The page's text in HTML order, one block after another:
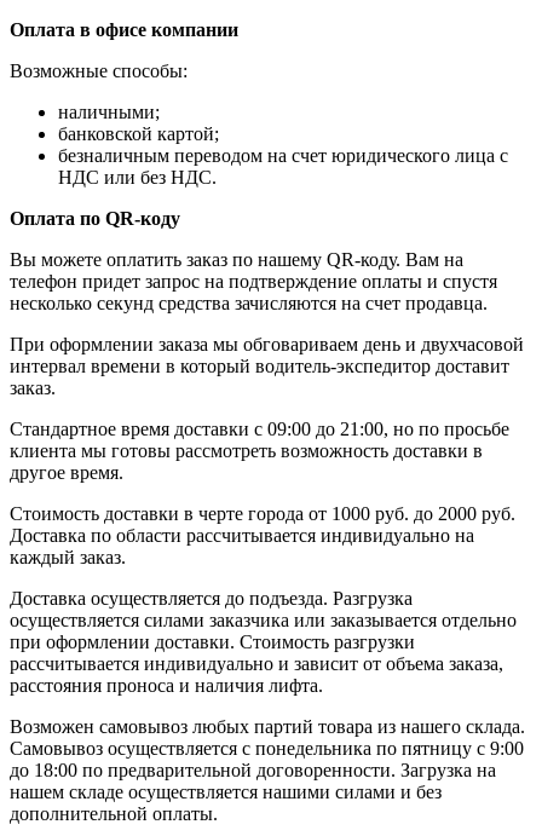
Оплата в офисе компании
Возможные способы:
наличными;
банковской картой;
безналичным переводом на счет юридического лица с
НДС или без НДС.
Оплата по QR-коду
Вы можете оплатить заказ по нашему QR-коду. Вам на
телефон придет запрос на подтверждение оплаты и спустя
несколько секунд средства зачисляются на счет продавца.
При оформлении заказа мы обговариваем день и двухчасовой
интервал времени в который водитель-экспедитор доставит
заказ.
Стандартное время доставки с 09:00 до 21:00, но по просьбе
клиента мы готовы рассмотреть возможность доставки в
другое время.
Стоимость доставки в черте города от 1000 руб. до 2000 руб.
Доставка по области рассчитывается индивидуально на
каждый заказ.
Доставка осуществляется до подъезда. Разгрузка
осуществляется силами заказчика или заказывается отдельно
при оформлении доставки. Стоимость разгрузки
рассчитывается индивидуально и зависит от объема заказа,
расстояния проноса и наличия лифта.
Возможен самовывоз любых партий товара из нашего склада.
Самовывоз осуществляется с понедельника по пятницу с 9:00
до 18:00 по предварительной договоренности. Загрузка на
нашем складе осуществляется нашими силами и без
дополнительной оплаты.